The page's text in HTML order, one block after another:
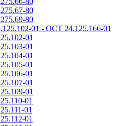
80
80
01 - ОСТ 24.125.166-01
01
01
01
01
01
01
01
01
01
01